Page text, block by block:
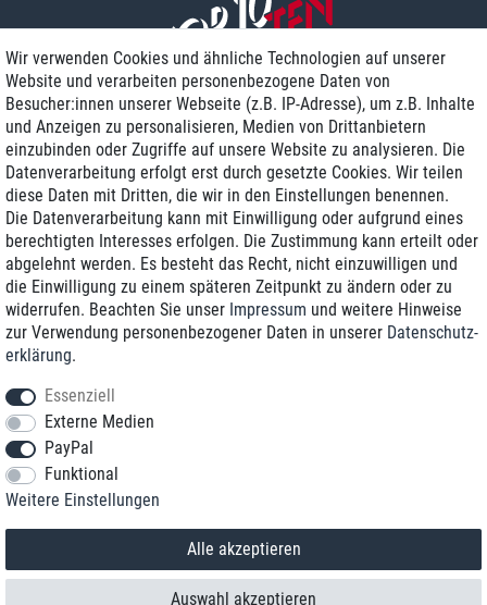
Zustellung am nächsten Werktag
Günstiger Versand
Generalüberholt mit Garantie
+49 8989 96160*
*Sie erreichen uns zum Ortstarif von Montag bis Freitag von 9 Uhr - 18 Uhr.
© 2018 TOP TEN Computervertrieb GmbH
Wir verwenden Cookies und ähnliche Technologien auf unserer
Website und verarbeiten personenbezogene Daten von
Besucher:innen unserer Webseite (z.B. IP-Adresse), um z.B. Inhalte
und Anzeigen zu personalisieren, Medien von Drittanbietern
einzubinden oder Zugriffe auf unsere Website zu analysieren. Die
Datenverarbeitung erfolgt erst durch gesetzte Cookies. Wir teilen
diese Daten mit Dritten, die wir in den Einstellungen benennen.
Die Datenverarbeitung kann mit Einwilligung oder aufgrund eines
berechtigten Interesses erfolgen. Die Zustimmung kann erteilt oder
abgelehnt werden. Es besteht das Recht, nicht einzuwilligen und
die Einwilligung zu einem späteren Zeitpunkt zu ändern oder zu
widerrufen. Beachten Sie unser Impressum und weitere Hinweise
zur Verwendung personenbezogener Daten in unserer Daten­schutz­
erklärung.
Essenziell
Externe Medien
PayPal
Funktional
Weitere Einstellungen
Alle akzeptieren
Auswahl akzeptieren